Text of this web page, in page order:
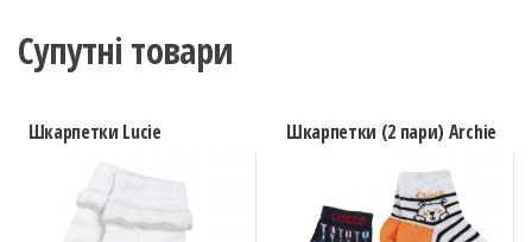
Супутні товари
Шкарпетки Lucie Шкарпетки (2 пари) Archie